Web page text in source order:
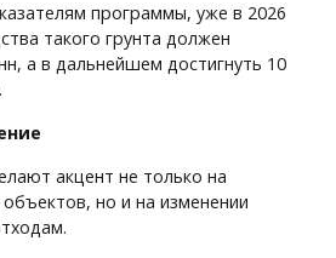
программы, уже в 2026
такого грунта должен
а в дальнейшем достигнуть 10
акцент не только на
но и на изменении